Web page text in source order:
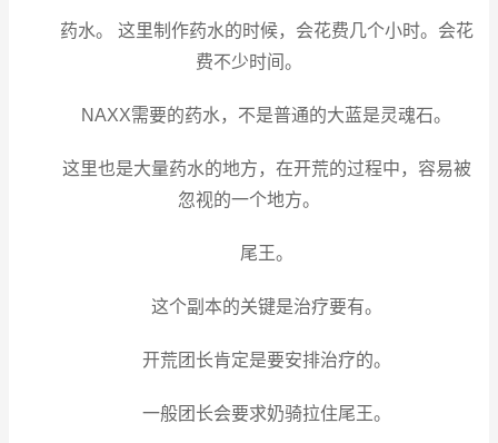
药水。 这里制作药水的时候，会花费几个小时。会花
费不少时间。
NAXX需要的药水，不是普通的大蓝是灵魂石。
这里也是大量药水的地方，在开荒的过程中，容易被
忽视的一个地方。
尾王。
这个副本的关键是治疗要有。
开荒团长肯定是要安排治疗的。
一般团长会要求奶骑拉住尾王。